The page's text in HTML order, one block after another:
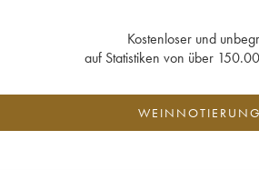
Kostenloser und
auf Statistiken von über